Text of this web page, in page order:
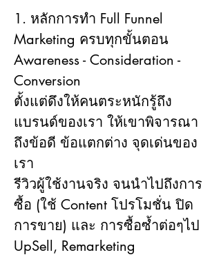
1. หลักการทำ Full Funnel
Marketing ครบทุกขั้นตอน
Awareness - Consideration -
Conversion
ตั้งแต่ดึงให้คนตระหนักรู้ถึง
แบรนด์ของเรา ให้เขาพิจารณา
ถึงข้อดี ข้อแตกต่าง จุดเด่นของ
เรา
รีวิวผู้ใช้งานจริง จนนำไปถึงการ
ซื้อ (ใช้ Content โปรโมชั่น ปิด
การขาย) และ การซื้อซ้ำต่อๆไป
UpSell, Remarketing